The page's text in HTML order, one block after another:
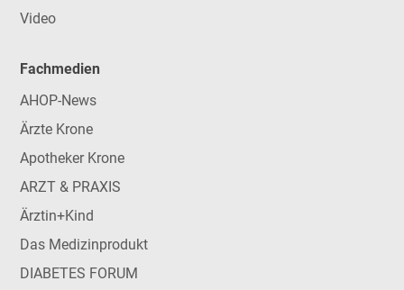
Video
Fachmedien
AHOP-News
Ärzte Krone
Apotheker Krone
ARZT & PRAXIS
Ärztin+Kind
Das Medizinprodukt
DIABETES FORUM